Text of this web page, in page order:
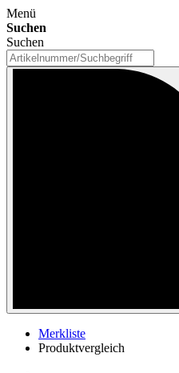
Menü
Suchen
Suchen
Merkliste
Produktvergleich